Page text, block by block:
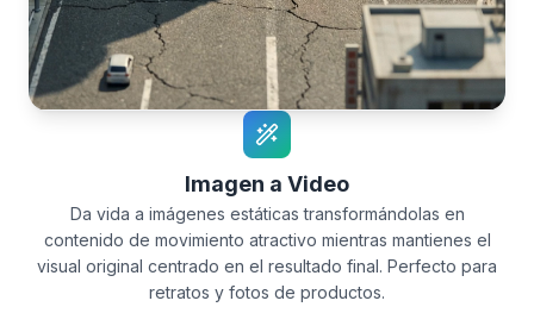
Imagen a Video
Da vida a imágenes estáticas transformándolas en
contenido de movimiento atractivo mientras mantienes el
visual original centrado en el resultado final. Perfecto para
retratos y fotos de productos.